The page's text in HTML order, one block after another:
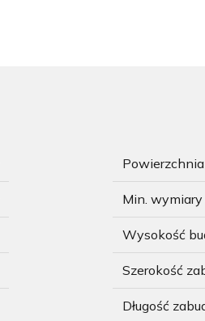
Min. wymiary
Wysokość
Szerokość
Długość